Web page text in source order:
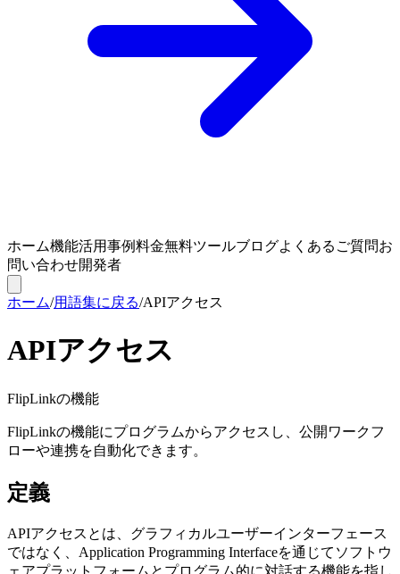
ホーム機能活用事例料金無料ツールブログよくあるご質問お
問い合わせ開発者
ホーム/用語集に戻る/APIアクセス
APIアクセス
FlipLinkの機能
FlipLinkの機能にプログラムからアクセスし、公開ワークフ
ローや連携を自動化できます。
定義
APIアクセスとは、グラフィカルユーザーインターフェース
ではなく、Application Programming Interfaceを通じてソフトウ
ェアプラットフォームとプログラム的に対話する機能を指し